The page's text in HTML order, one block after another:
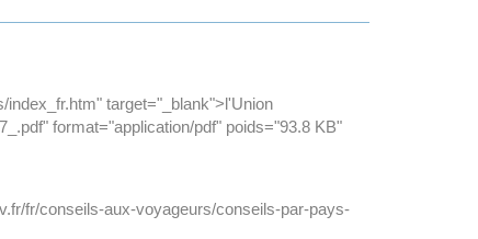
target="_blank">l'Union
format="application/pdf" poids="93.8 KB"
fr/conseils-aux-voyageurs/conseils-par-pays-